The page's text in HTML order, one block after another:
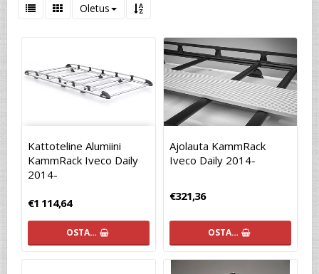
Oletus
Kattoteline Alumiini
KammRack Iveco Daily
2014-
€1 114,64
OSTA…
Ajolauta KammRack
Iveco Daily 2014-
€321,36
OSTA…